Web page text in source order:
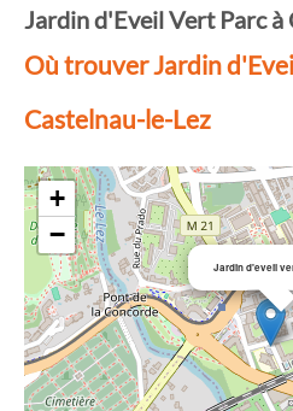
Jardin d'Eveil Vert Parc à
Où trouver Jardin
Castelnau-le-Lez
Jardin d'eveil
+
−